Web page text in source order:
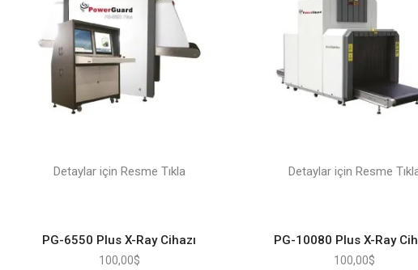
Detaylar için Resme Tıkla
PG-6550 Plus X-Ray Cihazı
100,00$
Detaylar için Resme
PG-10080 Plus X-Ray
100,00$